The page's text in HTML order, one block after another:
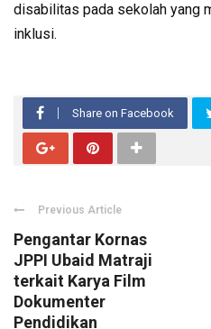
disabilitas pada sekolah yang
inklusi.
Share on Facebook
Previous Article
Pengantar Kornas
JPPI Ubaid Matraji
terkait Karya Film
Dokumenter
Pendidikan